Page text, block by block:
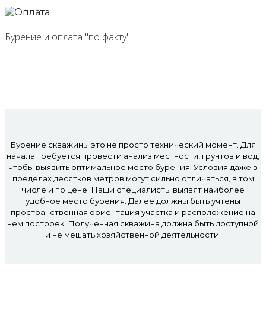
Бурение и оплата "по факту"
Бурение скважины это не просто технический момент. Для
начала требуется провести анализ местности, грунтов и вод,
чтобы выявить оптимальное место бурения. Условия даже в
пределах десятков метров могут сильно отличаться, в том
числе и по цене. Наши специалисты выявят наиболее
удобное место бурения. Далее должны быть учтены
пространственная ориентация участка и расположение на
нем построек. Полученная скважина должна быть доступной
и не мешать хозяйственной деятельности.